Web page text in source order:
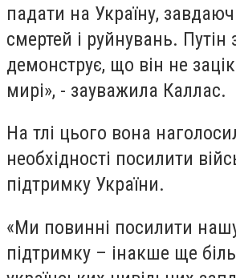
падати на Україну,
смертей і руйнувань. Путін
демонструє, що він не
мирі», - зауважила Каллас.
На тлі цього вона
необхідності посилити
підтримку України.
«Ми повинні посилити
підтримку – інакше ще